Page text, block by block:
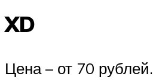
XD
Цена – от 70 рублей.